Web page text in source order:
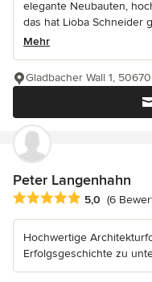
elegante Neubauten,
das hat Lioba Schneider
Mehr
Gladbacher Wall 1,
Peter Langenhahn
Durchschnittliche
5,0 (6
Hochwertige
Erfolgsgeschichte zu